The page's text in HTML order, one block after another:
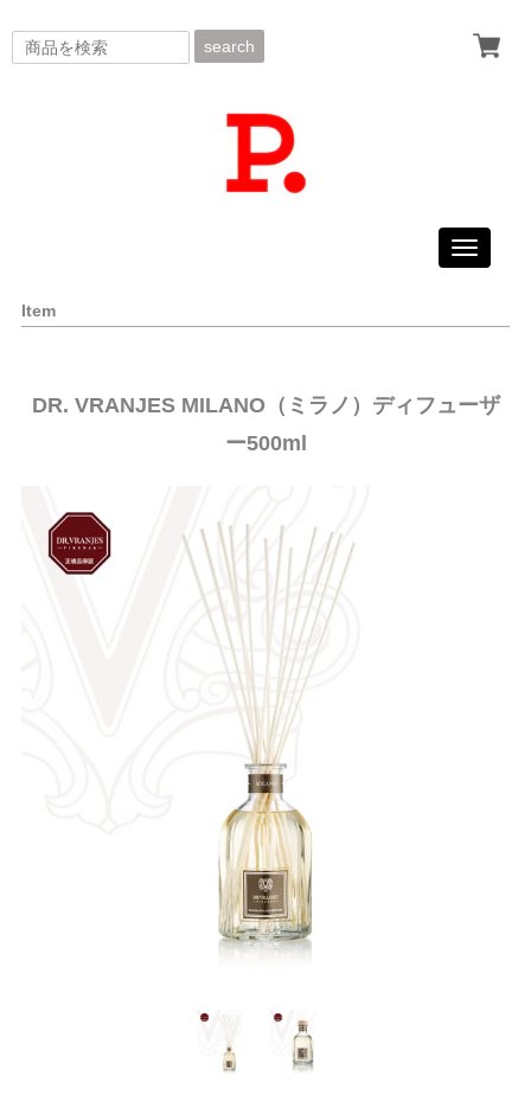
search
Toggle
Item
DR. VRANJES MILANO（ミラノ）ディフューザ
ー500ml